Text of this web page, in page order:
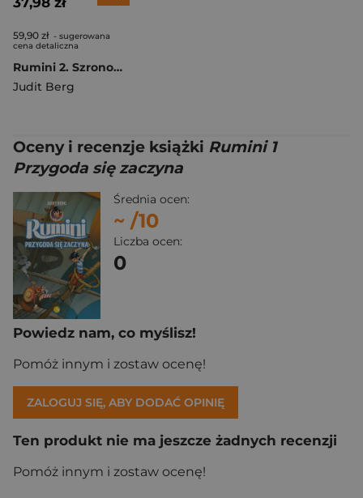
59,90 zł - sugerowana
cena detaliczna
Rumini 2. Szronowa kolonia
Judit Berg
Oceny i recenzje książki Rumini 1
Przygoda się zaczyna
Średnia ocen:
~ /10
Liczba ocen:
0
Powiedz nam, co myślisz!
Pomóż innym i zostaw ocenę!
ZALOGUJ SIĘ, ABY DODAĆ OPINIĘ
Ten produkt nie ma jeszcze żadnych recenzji
Pomóż innym i zostaw ocenę!